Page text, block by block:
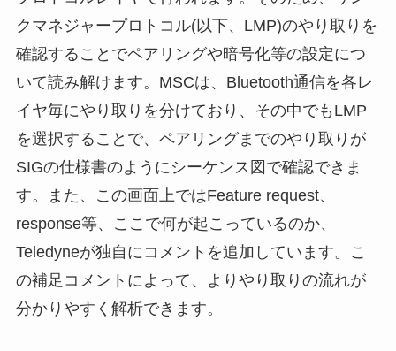
クマネジャープロトコル(以下、LMP)のやり取りを
確認することでペアリングや暗号化等の設定につ
いて読み解けます。MSCは、Bluetooth通信を各レ
イヤ毎にやり取りを分けており、その中でもLMP
を選択することで、ペアリングまでのやり取りが
SIGの仕様書のようにシーケンス図で確認できま
す。また、この画面上ではFeature request、
response等、ここで何が起こっているのか、
Teledyneが独自にコメントを追加しています。こ
の補足コメントによって、よりやり取りの流れが
分かりやすく解析できます。